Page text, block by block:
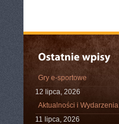
Gry e-sportowe
12 lipca, 2026
Aktualności i Wydarzenia
11 lipca, 2026